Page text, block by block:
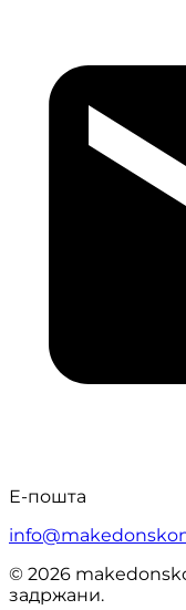
Е-пошта
© 2026
задржани.